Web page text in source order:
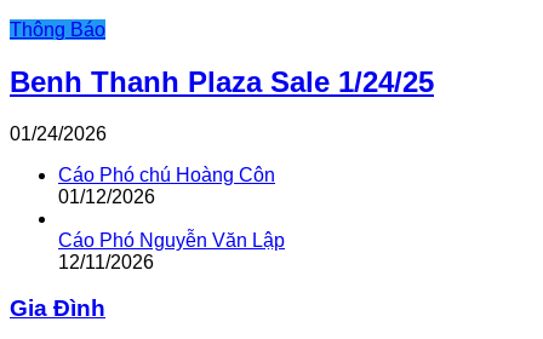
Thông Báo
Benh Thanh Plaza Sale 1/24/25
01/24/2026
Cáo Phó chú Hoàng Côn
01/12/2026
Cáo Phó Nguyễn Văn Lập
12/11/2026
Gia Đình